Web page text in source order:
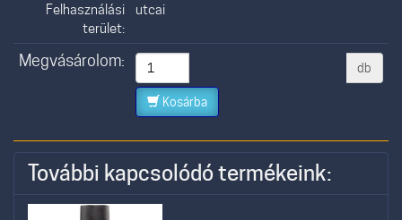
Felhasználási
terület:
utcai
Megvásárolom: db
Kosárba
További kapcsolódó termékeink: